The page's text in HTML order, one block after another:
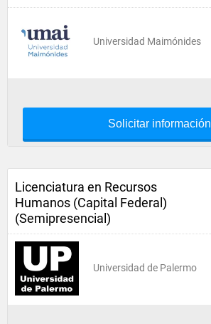
Universidad Maimónides
Solicitar información
Licenciatura en Recursos
Humanos (Capital Federal)
(Semipresencial)
Universidad de Palermo